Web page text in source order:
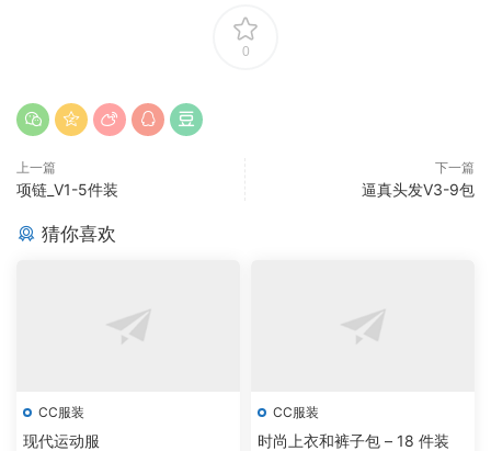
0
上一篇
项链_V1-5件装
下一篇
逼真头发V3-9包
猜你喜欢
CC服装
现代运动服
CC服装
时尚上衣和裤子包 – 18 件装